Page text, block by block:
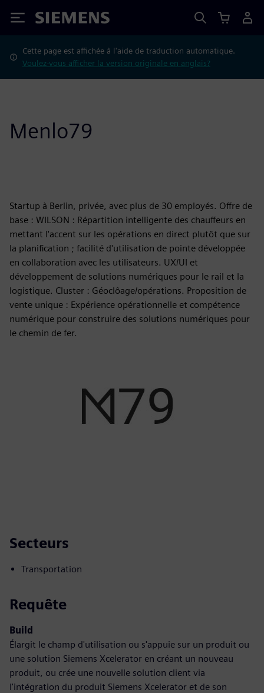
Siemens
Cette page est affichée à l'aide de traduction automatique.
Voulez-vous afficher la version originale en anglais?
Menlo79
Startup à Berlin, privée, avec plus de 30 employés. Offre de
base : WILSON : Répartition intelligente des chauffeurs en
mettant l'accent sur les opérations en direct plutôt que sur
la planification ; facilité d'utilisation de pointe développée
en collaboration avec les utilisateurs. UX/UI et
développement de solutions numériques pour le rail et la
logistique. Cluster : Géoclôage/opérations. Proposition de
vente unique : Expérience opérationnelle et compétence
numérique pour construire des solutions numériques pour
le chemin de fer.
Secteurs
Transportation
Requête
Build
Élargit le champ d'utilisation ou s'appuie sur un produit ou
une solution Siemens Xcelerator en créant un nouveau
produit, ou crée une nouvelle solution client via
l'intégration du produit Siemens Xcelerator et de son